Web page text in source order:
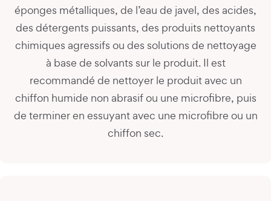
éponges métalliques, de l’eau de javel, des acides,
des détergents puissants, des produits nettoyants
chimiques agressifs ou des solutions de nettoyage
à base de solvants sur le produit. Il est
recommandé de nettoyer le produit avec un
chiffon humide non abrasif ou une microfibre, puis
de terminer en essuyant avec une microfibre ou un
chiffon sec.